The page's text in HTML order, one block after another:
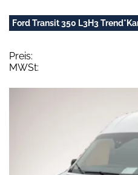
Ford Transit 350 L3H3
Preis:
MWSt: